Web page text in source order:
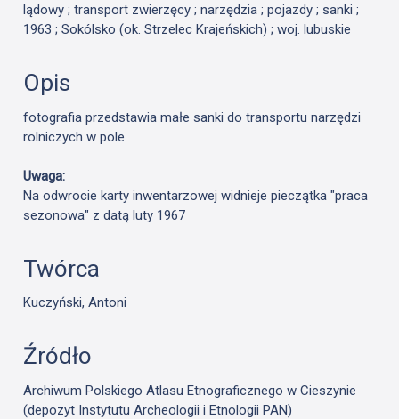
lądowy ; transport zwierzęcy ; narzędzia ; pojazdy ; sanki ;
1963 ; Sokólsko (ok. Strzelec Krajeńskich) ; woj. lubuskie
Opis
fotografia przedstawia małe sanki do transportu narzędzi
rolniczych w pole
Uwaga:
Na odwrocie karty inwentarzowej widnieje pieczątka "praca
sezonowa" z datą luty 1967
Twórca
Kuczyński, Antoni
Źródło
Archiwum Polskiego Atlasu Etnograficznego w Cieszynie
(depozyt Instytutu Archeologii i Etnologii PAN)